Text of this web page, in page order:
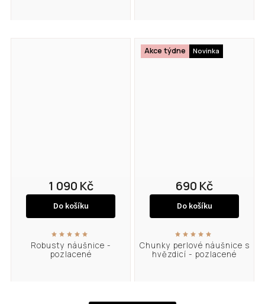
Robusty náušnice -
pozlacené
1 090 Kč
Do košíku
Akce týdne Novinka
Chunky perlové náušnice s
hvězdicí - pozlacené
690 Kč
Do košíku